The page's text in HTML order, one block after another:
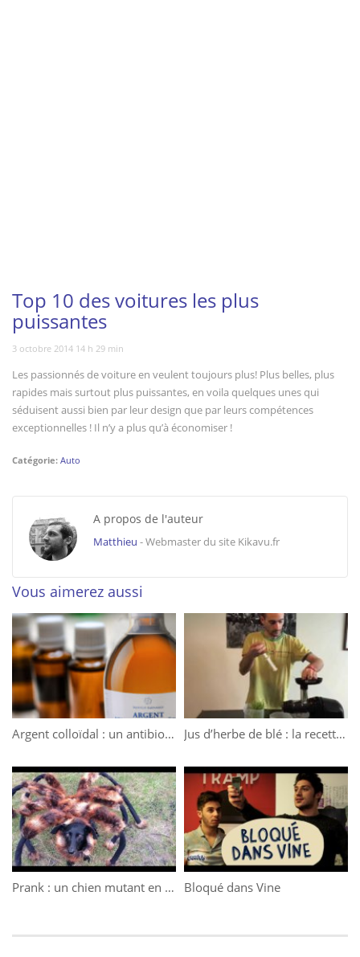
Top 10 des voitures les plus
puissantes
3 octobre 2014 14 h 29 min
Les passionnés de voiture en veulent toujours plus! Plus belles, plus
rapides mais surtout plus puissantes, en voila quelques unes qui
séduisent aussi bien par leur design que par leurs compétences
exceptionnelles ! Il n’y a plus qu’à économiser !
Catégorie: Auto
A propos de l'auteur
Matthieu - Webmaster du site Kikavu.fr
Vous aimerez aussi
Argent colloïdal : un antibiotique naturel ? Jus d’herbe de blé : la recette du moment
Prank : un chien mutant en araignée terrorise les passants Bloqué dans Vine